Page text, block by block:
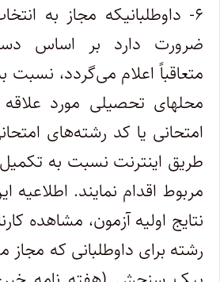
۶- داوطلبانیکه مجاز به
ضرورت دارد بر اساس
متعاقباً اعلام می‌گردد، نسبت
محلهای تحصیلی مورد
امتحانی یا کد رشته‌های
طریق اینترنت نسبت به
مربوط اقدام نمایند. اطلاعیه
نتایج اولیه آزمون، مشاهده
رشته برای داوطلبانی که مجاز